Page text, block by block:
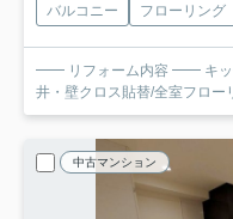
バルコニー
フローリング
━━ リフォーム内容 ━━ キッ
中古マンション